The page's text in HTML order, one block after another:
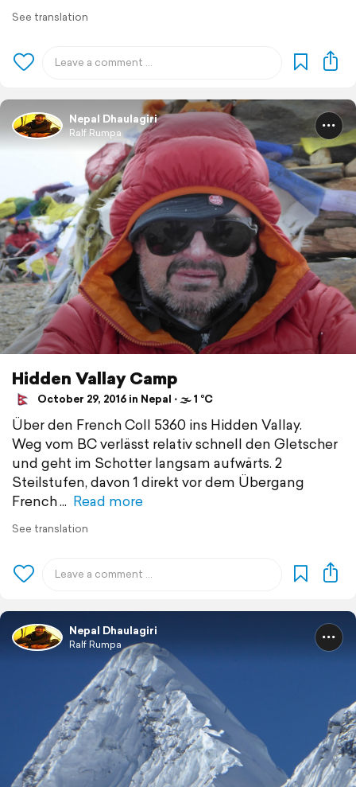
See translation
Nepal Dhaulagiri
Ralf Rumpa
Hidden Vallay Camp
October 29, 2016 in Nepal ⋅ 🌫 1 °C
Über den French Coll 5360 ins Hidden Vallay.
Weg vom BC verlässt relativ schnell den Gletscher
und geht im Schotter langsam aufwärts. 2
Steilstufen, davon 1 direkt vor dem Übergang
French
Read more
See translation
Nepal Dhaulagiri
Ralf Rumpa